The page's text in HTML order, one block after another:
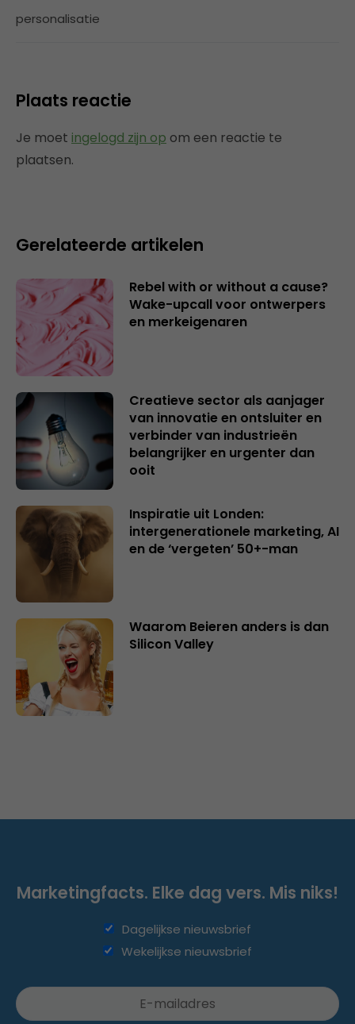
personalisatie
Plaats reactie
Je moet ingelogd zijn op om een reactie te
plaatsen.
Gerelateerde artikelen
Rebel with or without a cause?
Wake-upcall voor ontwerpers
en merkeigenaren
Creatieve sector als aanjager
van innovatie en ontsluiter en
verbinder van industrieën
belangrijker en urgenter dan
ooit
Inspiratie uit Londen:
intergenerationele marketing, AI
en de ‘vergeten’ 50+-man
Waarom Beieren anders is dan
Silicon Valley
Marketingfacts. Elke dag vers. Mis niks!
Dagelijkse nieuwsbrief
Wekelijkse nieuwsbrief